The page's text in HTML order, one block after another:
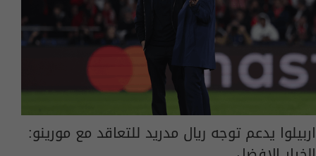
اربيلوا يدعم توجه ريال مدريد للتعاقد مع مورينو: